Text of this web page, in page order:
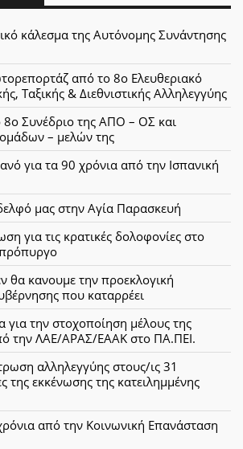
κάλεσμα της Αυτόνομης Συνάντησης
από το 8ο Ελευθεριακό
Ταξικής & Διεθνιστικής Αλληλεγγύης
Συνέδριο της ΑΠΟ – ΟΣ και
– μελών της
για τα 90 χρόνια από την Ισπανική
μας στην Αγία Παρασκευή
για τις κρατικές δολοφονίες στο
θα κανουμε την προεκλογική
που καταρρέει
για την στοχοποίηση μέλους της
την ΛΑΕ/ΑΡΑΣ/ΕΑΑΚ στο ΠΑ.ΠΕΙ.
αλληλεγγύης στους/ις 31
της εκκένωσης της κατειλημμένης
από την Κοινωνική Επανάσταση